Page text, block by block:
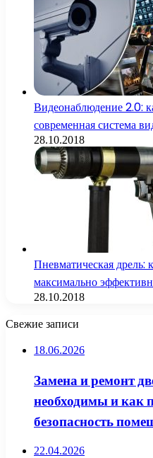
Видеонаблюдение 2.0:
современная система
28.10.2018
Пневматическая
максимально
28.10.2018
Свежие записи
18.06.2026
Замена и ремонт
необходимы и как
безопасность
22.04.2026